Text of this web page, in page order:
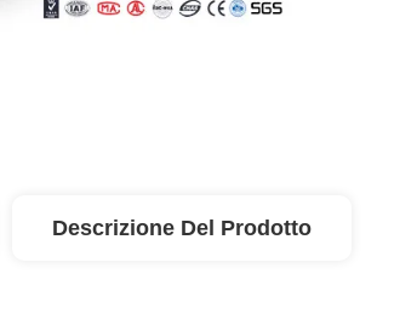
Descrizione Del Prodotto